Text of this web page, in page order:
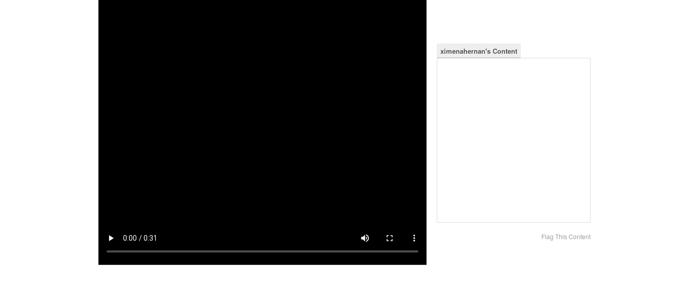
ximenahernan's Content
Flag This Content